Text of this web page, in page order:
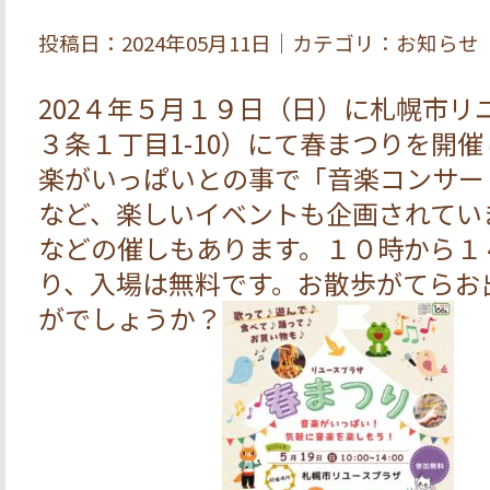
投稿日：2024年05月11日｜カテゴリ：お知らせ
202４年５月１９日（日）に札幌市リ
３条１丁目1-10）にて春まつりを開
楽がいっぱいとの事で「音楽コンサ
など、楽しいイベントも企画されて
などの催しもあります。１０時から
り、入場は無料です。お散歩がてら
がでしょうか？